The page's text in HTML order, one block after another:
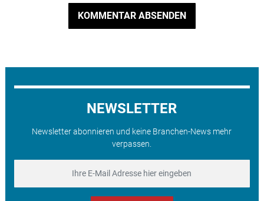
KOMMENTAR ABSENDEN
NEWSLETTER
Newsletter abonnieren und keine Branchen-News mehr
verpassen.